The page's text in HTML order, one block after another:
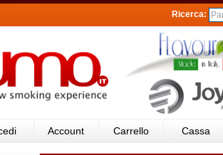
Ricerca:
Account Carrello Cassa